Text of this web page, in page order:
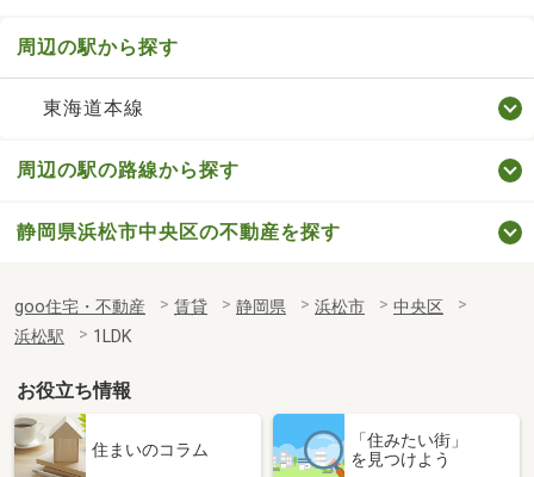
周辺の駅から探す
東海道本線
周辺の駅の路線から探す
静岡県浜松市中央区の不動産を探す
goo住宅・不動産 賃貸 静岡県 浜松市
中央区
浜松駅
1LDK
お役立ち情報
住まいのコラム
「住みたい街」
を見つけよう